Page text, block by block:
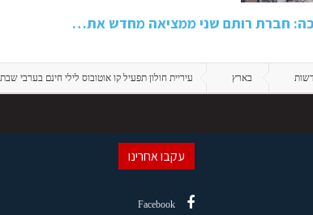
חברת רותם שני ממציאה מחדש את…
בארץ עיריית חולון תפעיל קו אוטובוס לילי חינם בערבי שבת
עקבו אחרינו
Facebook